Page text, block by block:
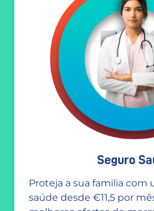
Seguro
Proteja a sua familia com
saúde desde €11,5 por